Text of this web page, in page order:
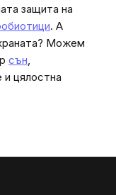
защита на
. А
Можем
сън,
и цялостна